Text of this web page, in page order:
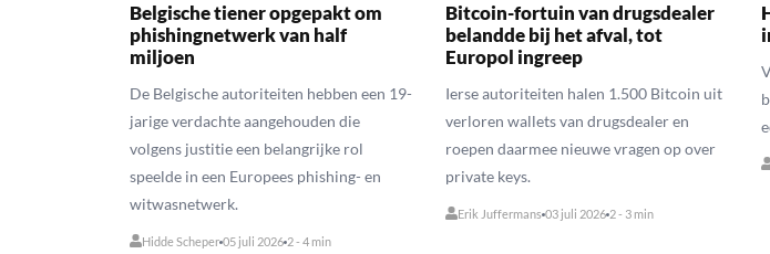
Belgische tiener opgepakt om
phishingnetwerk van half
miljoen
De Belgische autoriteiten hebben een 19-
jarige verdachte aangehouden die
volgens justitie een belangrijke rol
speelde in een Europees phishing- en
witwasnetwerk.
Hidde Scheper 05 juli 2026 2 - 4 min
Bitcoin-fortuin van drugsdealer
belandde bij het afval, tot
Europol ingreep
Ierse autoriteiten halen 1.500 Bitcoin uit
verloren wallets van drugsdealer en
roepen daarmee nieuwe vragen op over
private keys.
Erik Juffermans 03 juli 2026 2 - 3 min